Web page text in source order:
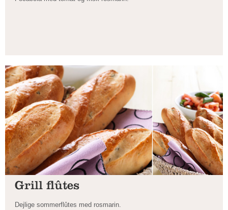
Grill flûtes
Dejlige sommerflûtes med rosmarin.